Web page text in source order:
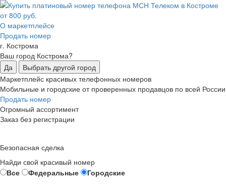
О маркетплейсе
Продать номер
г. Кострома
Ваш город Кострома?
Да
Выбрать другой город
Маркетплейс красивых телефонных номеров
Мобильные и городские от проверенных продавцов по всей России
Продать номер
Огромный ассортимент
Заказ без регистрации
Безопасная сделка
Найди свой красивый номер
Все
Федеральные
Городские